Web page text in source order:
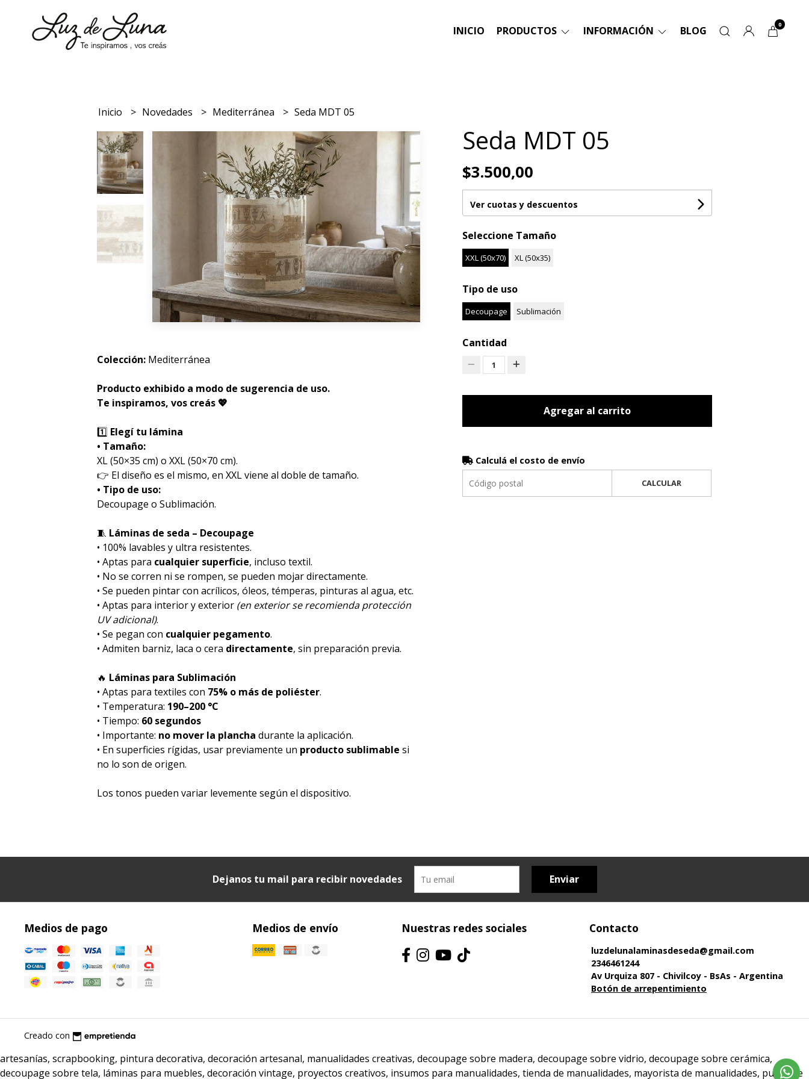
INICIO PRODUCTOS INFORMACIÓN BLOG 0
Inicio Novedades Mediterránea Seda MDT 05
Colección: Mediterránea
Producto exhibido a modo de sugerencia de uso.
Te inspiramos, vos creás 💖
1️⃣ Elegí tu lámina
• Tamaño:
XL (50×35 cm) o XXL (50×70 cm).
👉 El diseño es el mismo, en XXL viene al doble de tamaño.
• Tipo de uso:
Decoupage o Sublimación.
🧵 Láminas de seda – Decoupage
• 100% lavables y ultra resistentes.
• Aptas para cualquier superficie, incluso textil.
• No se corren ni se rompen, se pueden mojar directamente.
• Se pueden pintar con acrílicos, óleos, témperas, pinturas al agua, etc.
• Aptas para interior y exterior (en exterior se recomienda protección
UV adicional).
• Se pegan con cualquier pegamento.
• Admiten barniz, laca o cera directamente, sin preparación previa.
🔥 Láminas para Sublimación
• Aptas para textiles con 75% o más de poliéster.
• Temperatura: 190–200 °C
• Tiempo: 60 segundos
• Importante: no mover la plancha durante la aplicación.
• En superficies rígidas, usar previamente un producto sublimable si
no lo son de origen.
Los tonos pueden variar levemente según el dispositivo.
Seda MDT 05
$3.500,00
Ver cuotas y descuentos
Seleccione Tamaño
XXL (50x70) XL (50x35)
Tipo de uso
Decoupage Sublimación
Cantidad
1
Agregar al carrito
Calculá el costo de envío
CALCULAR
Dejanos tu mail para recibir novedades Enviar
Medios de pago Medios de envío Nuestras redes sociales Contacto
luzdelunalaminasdeseda@gmail.com
2346461244
Av Urquiza 807 - Chivilcoy - BsAs - Argentina
Botón de arrepentimiento
Creado con
artesanías, scrapbooking, pintura decorativa, decoración artesanal, manualidades creativas, decoupage sobre madera, decoupage sobre vidrio, decoupage sobre cerámica,
decoupage sobre tela, láminas para muebles, decoración vintage, proyectos creativos, insumos para manualidades, tienda de manualidades, mayorista de manualidades, punto de